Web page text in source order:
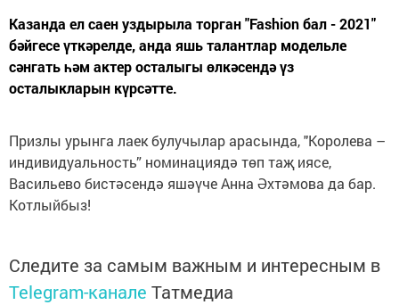
Казанда ел саен уздырыла торган "Fashion бал - 2021"
бәйгесе үткәрелде, анда яшь талантлар модельле
сәнгать һәм актер осталыгы өлкәсендә үз
осталыкларын күрсәтте.
Призлы урынга лаек булучылар арасында, "Королева –
индивидуальность” номинациядә төп таҗ иясе,
Васильево бистәсендә яшәүче Анна Әхтәмова да бар.
Котлыйбыз!
Следите за самым важным и интересным в
Telegram-канале Татмедиа